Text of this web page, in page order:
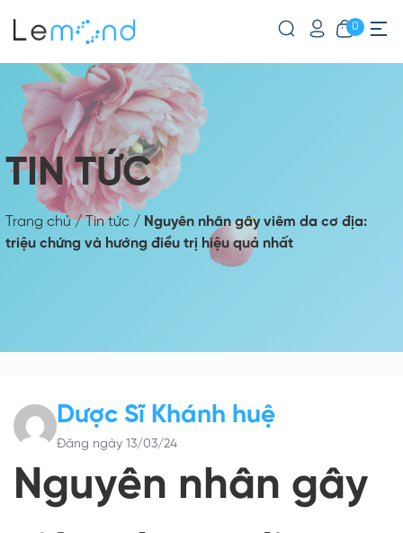
0
TIN TỨC
Trang chủ/Tin tức / Nguyên nhân gây viêm da cơ địa:
triệu chứng và hướng điều trị hiệu quả nhất
Dược Sĩ Khánh huệ
Đăng ngày 13/03/24
Nguyên nhân gây